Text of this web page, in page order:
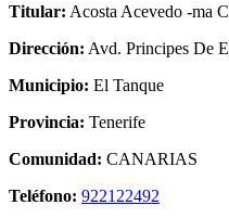
Titular: Acosta Acevedo -ma
Dirección: Avd. Principes De
Municipio: El Tanque
Provincia: Tenerife
Comunidad: CANARIAS
Teléfono: 922122492